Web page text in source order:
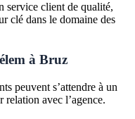
service client de qualité,
clé dans le domaine des
à Bruz
peuvent s’attendre à un
relation avec l’agence.